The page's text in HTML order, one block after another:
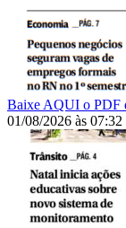
Baixe AQUI o PDF
01/08/2026 às 07:32